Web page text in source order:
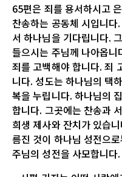
65편은 죄를 용서하시고
찬송하는 공동체 시입니
서 하나님을 기다립니다.
들으시는 주님께 나아옵
죄를 고백해야 합니다. 죄
니다. 성도는 하나님의 택
복을 누립니다. 하나님의
합니다. 그곳에는 찬송과
희생 제사와 잔치가 있습
름진 것이 하나님 성전으
주님의 성전을 사모합니다.